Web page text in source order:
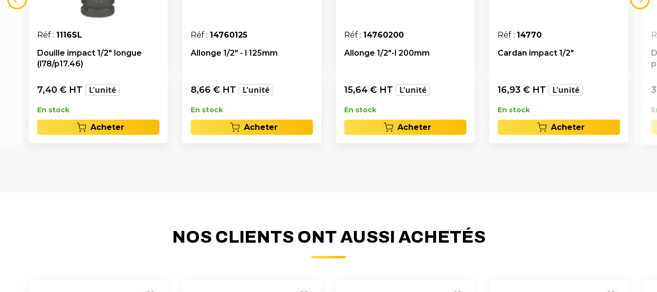
Réf : 1116SL
Douille impact 1/2" longue
(l78/p17.46)
7,40 € HT L'unité
En stock
Acheter
Réf : 14760125
Allonge 1/2" - l 125mm
8,66 € HT L'unité
En stock
Acheter
Réf : 14760200
Allonge 1/2"-l 200mm
15,64 € HT L'unité
En stock
Acheter
Réf : 14770
Cardan impact 1/2"
16,93 € HT L'unité
En stock
Acheter
NOS CLIENTS ONT AUSSI ACHETÉS